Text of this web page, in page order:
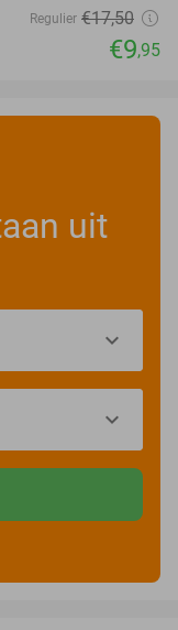
Regulier €17,50
€9,95
uit